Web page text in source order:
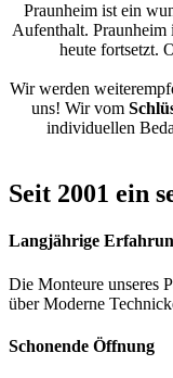
Praunheim ist ein
Aufenthalt. Praunheim
heute fortsetzt.
Wir werden
uns! Wir vom
individuellen
Seit 2001 ein
Langjährige
Die Monteure unseres
über Moderne
Schonende Öffnung